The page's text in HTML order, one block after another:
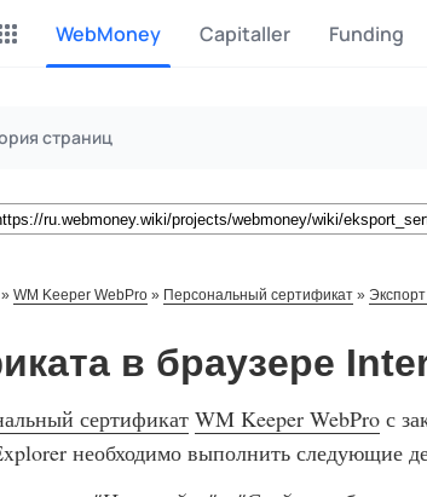
WebMoney Capitaller Funding
P2P обмен
CashBox Files
Донаты
Фриланс-биржа
страниц
» WM Keeper WebPro » Персональный сертификат »
в браузере
сертификат WM Keeper WebPro с
необходимо выполнить следующие